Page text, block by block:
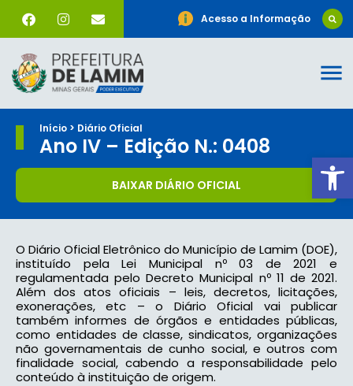
Acesso a Informação
Início > Diário Oficial
Ano IV – Edição N.: 0408
BAIXAR DIÁRIO OFICIAL
O Diário Oficial Eletrônico do Município de Lamim (DOE),
instituído pela Lei Municipal nº 03 de 2021 e
regulamentada pelo Decreto Municipal nº 11 de 2021.
Além dos atos oficiais – leis, decretos, licitações,
exonerações, etc – o Diário Oficial vai publicar
também informes de órgãos e entidades públicas,
como entidades de classe, sindicatos, organizações
não governamentais de cunho social, e outros com
finalidade social, cabendo a responsabilidade pelo
conteúdo à instituição de origem.